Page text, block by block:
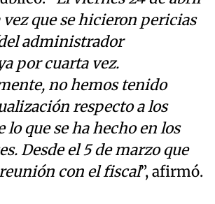
que se hicieron pericias
administrador
por cuarta vez.
no hemos tenido
respecto a los
lo que se ha hecho en los
Desde el 5 de marzo que
con el fiscal”, afirmó.